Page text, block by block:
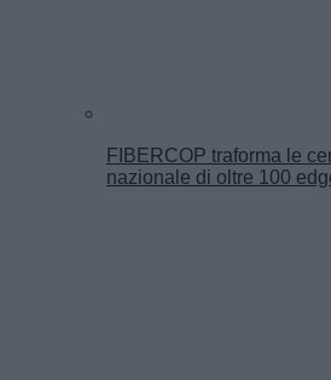
FIBERCOP traforma le
nazionale di oltre 100